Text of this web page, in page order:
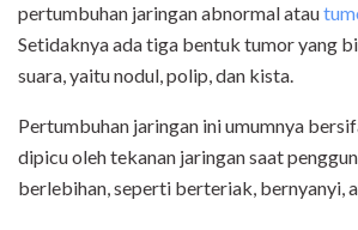
pertumbuhan jaringan abnormal atau
Setidaknya ada tiga bentuk tumor yang
suara, yaitu nodul, polip, dan kista.
Pertumbuhan jaringan ini umumnya
dipicu oleh tekanan jaringan saat
berlebihan, seperti berteriak, bernyanyi,